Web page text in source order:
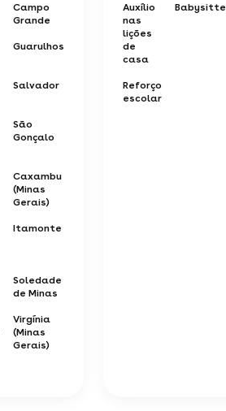
Campo
Grande
Guarulhos
Salvador
São
Gonçalo
Caxambu
(Minas
Gerais)
Itamonte
Soledade
de Minas
Virgínia
(Minas
Gerais)
Auxílio
nas
lições
de
casa
Reforço
escolar